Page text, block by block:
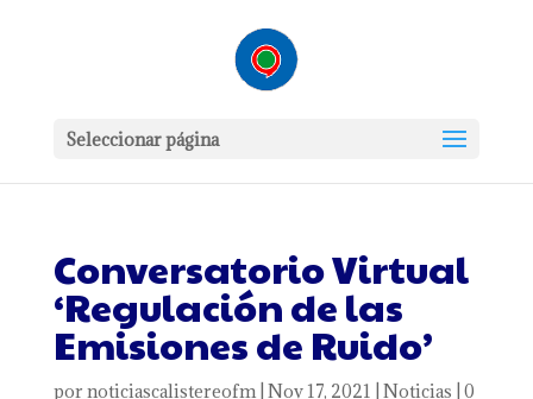
Seleccionar página
Conversatorio Virtual
‘Regulación de las
Emisiones de Ruido’
por noticiascalistereofm| Nov 17, 2021 Noticias 0